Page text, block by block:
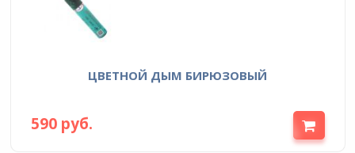
ЦВЕТНОЙ ДЫМ БИРЮЗОВЫЙ
590 руб.